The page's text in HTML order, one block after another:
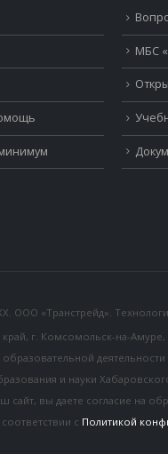
МБС
ООО «Транстрейд».
край, г. Комсомольск-на-
деятельности
и науки
сайт, вы даете согласие на
с Политикой